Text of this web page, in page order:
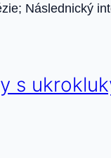
Následnický
s